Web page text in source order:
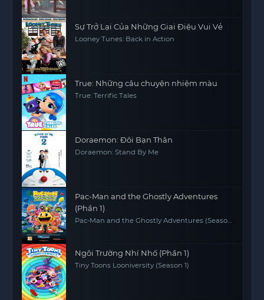
Sự Trở Lại Của Những Giai Điệu Vui Vẻ
Looney Tunes: Back in Action
True: Những câu chuyện nhiệm màu
True: Terrific Tales
Doraemon: Đôi Bạn Thân
Doraemon: Stand By Me
Pac-Man and the Ghostly Adventures
(Phần 1)
Pac-Man and the Ghostly Adventures (Season
Ngôi Trường Nhí Nhố (Phần 1)
Tiny Toons Looniversity (Season 1)